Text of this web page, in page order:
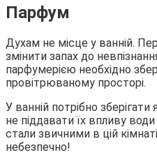
Парфум
Духам не місце у ванній.
змінити запах до
парфумерією необхідно
провітрюваному просторі.
У ванній потрібно
не піддавати їх впливу
стали звичними в цій
небезпечно!